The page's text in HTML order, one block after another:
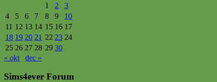
1
2
3
4
5 6 7 8 9
10
11 12 13 14 15 16 17
18 19 20 21 22 23 24
25 26 27 28 29 30
« okt
dec »
Sims4ever Forum